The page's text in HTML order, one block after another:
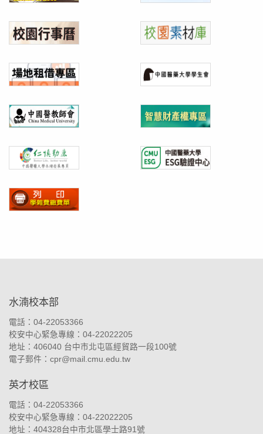
水湳校本部
電話：04-22053366
校安中心緊急專線：04-22022205
地址： 406040 台中市北屯區經貿路一段100號
電子郵件： cpr@mail.cmu.edu.tw
英才校區
電話：04-22053366
校安中心緊急專線：04-22022205
地址： 404328台中市北區學士路91號